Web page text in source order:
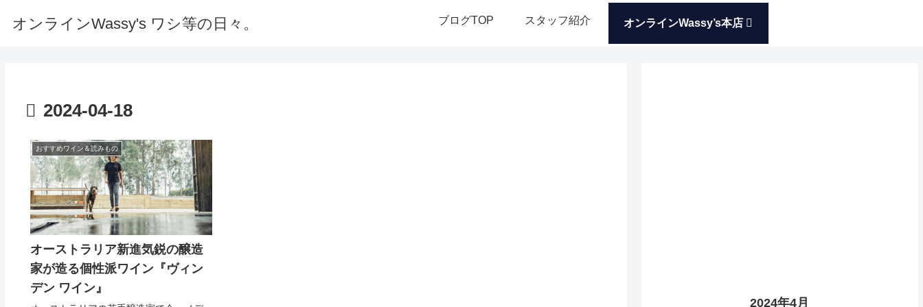
オンラインWassy's ワシ等の日々。 ブログTOP スタッフ紹介 オンラインWassy’s本店
2024-04-18
おすすめワイン＆読みもの
オーストラリア新進気鋭の醸造
家が造る個性派ワイン『ヴィン
デン ワイン』
2024年4月